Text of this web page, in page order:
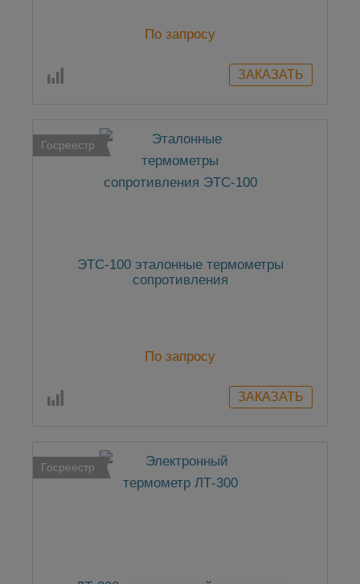
По запросу
Госреестр
ЭТС-100 эталонные термометры
сопротивления
По запросу
Госреестр